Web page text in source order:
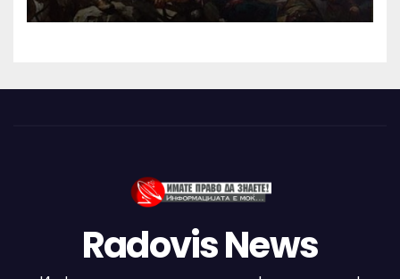
Radovis News